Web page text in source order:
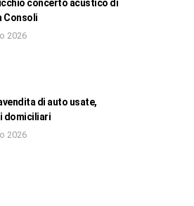
concerto acustico di
Consoli
2026
di auto usate,
domiciliari
2026